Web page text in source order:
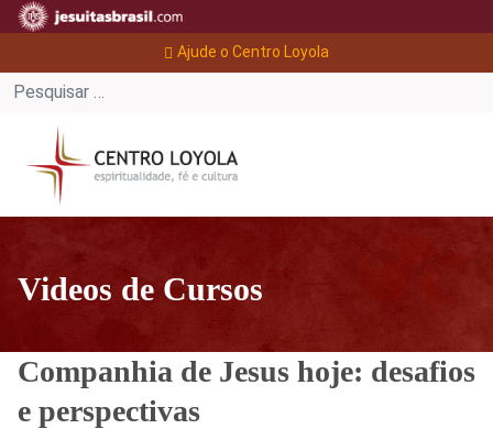
Ajude o Centro Loyola
Videos de Cursos
Companhia de Jesus hoje: desafios
e perspectivas